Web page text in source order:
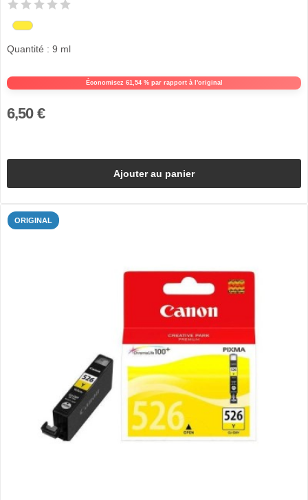
Économisez 61,54 % par rapport à l'original
Quantité : 9 ml
6,50 €
Ajouter au panier
ORIGINAL